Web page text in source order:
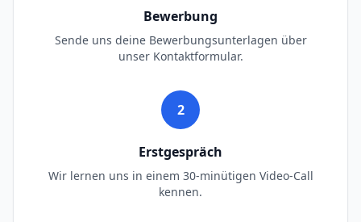
Bewerbung
Sende uns deine Bewerbungsunterlagen über
unser Kontaktformular.
2
Erstgespräch
Wir lernen uns in einem 30-minütigen Video-Call
kennen.